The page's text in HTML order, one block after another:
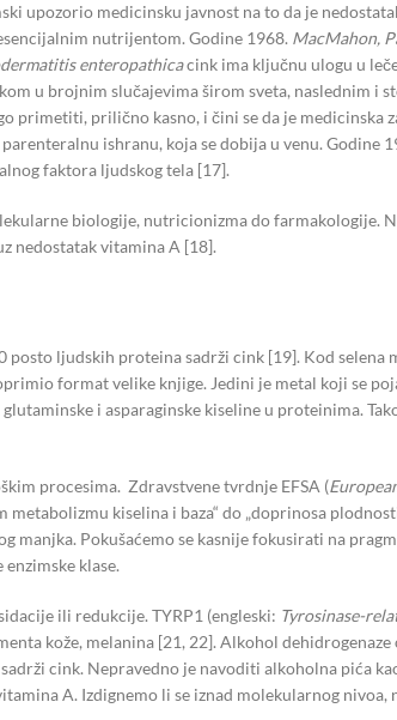
upozorio medicinsku javnost na to da je
nutrijentom. Godine 1968. MacMahon,
enteropathicacink ima ključnu ulogu u
u brojnim slučajevima širom sveta, naslednim i
primetiti, prilično kasno, i čini se da je
ishranu, koja se dobija u venu. Godine
faktora ljudskog tela [17].
biologije, nutricionizma do farmakologije.
nedostatak vitamina A [18].
ljudskih proteina sadrži cink [19]. Kod
format velike knjige. Jedini je metal koji se
i asparaginske kiseline u proteinima.
procesima. Zdravstvene tvrdnje EFSA (
kiselina i baza“ do „doprinosa
Pokušaćemo se kasnije fokusirati na
klase.
ili redukcije. TYRP1 (engleski: Tyrosinase-
kože, melanina [21, 22]. Alkohol
cink. Nepravedno je navoditi alkoholna pića
A. Izdignemo li se iznad molekularnog nivoa,